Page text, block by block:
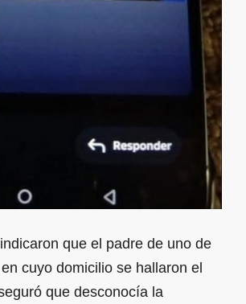
que el padre de uno de
cuyo domicilio se hallaron el
que desconocía la